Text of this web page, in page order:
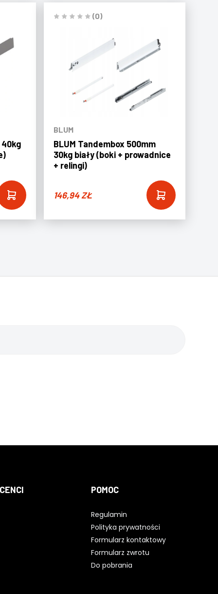
40kg
(0)
BLUM
BLUM Tandembox 500mm
30kg biały (boki + prowadnice
+ relingi)
146,94ZŁ
POMOC
Regulamin
Polityka prywatności
Formularz kontaktowy
Formularz zwrotu
Do pobrania